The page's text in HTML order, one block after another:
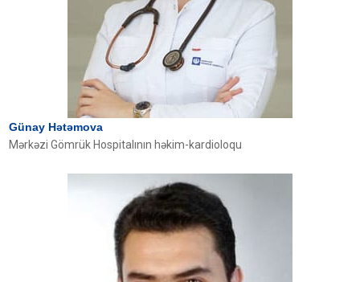
Günay Hətəmova
Mərkəzi Gömrük Hospitalının həkim-kardioloqu